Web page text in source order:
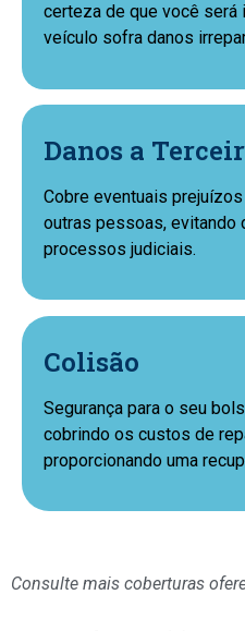
certeza de que você será
veículo sofra danos
Danos a
Cobre eventuais
outras pessoas,
processos judiciais.
Colisão
Segurança para o seu
cobrindo os custos de
proporcionando uma
Consulte mais coberturas